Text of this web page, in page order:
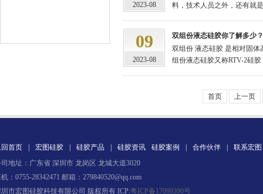
高效过滤器液槽胶
2023-08
料，技术人员之外，还有就
09
2023-08
双组份液态硅胶你了解多少？
双组份 液态硅胶 是相对固
组份液态硅胶又称RTV-2硅
首页 上一页
首页 宏图硅胶 硅胶产品 硅胶资讯 硅胶案例 合作伙伴
联系宏图
地址：广东省 深圳市 龙岗区 龙城大道3020
：0755-28342471 邮箱：279840520@qq.com
市宏图硅胶科技有限公司 版权所有 ICP:粤ICP备17099390号